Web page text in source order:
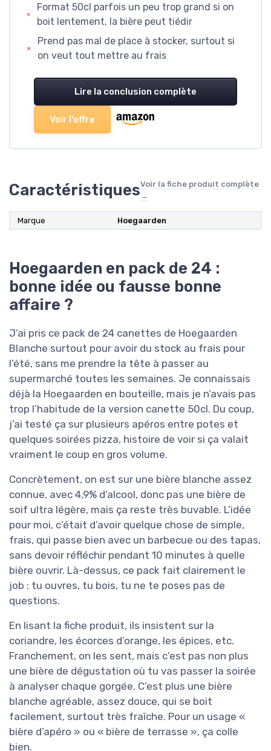
Format 50cl parfois un peu trop grand si on
boit lentement, la bière peut tiédir
Prend pas mal de place à stocker, surtout si
on veut tout mettre au frais
Lire la conclusion complète
Voir l'offre
CaractéristiquesVoir la fiche produit complète
→
Marque Hoegaarden
Hoegaarden en pack de 24 :
bonne idée ou fausse bonne
affaire ?
J’ai pris ce pack de 24 canettes de Hoegaarden
Blanche surtout pour avoir du stock au frais pour
l’été, sans me prendre la tête à passer au
supermarché toutes les semaines. Je connaissais
déjà la Hoegaarden en bouteille, mais je n’avais pas
trop l’habitude de la version canette 50cl. Du coup,
j’ai testé ça sur plusieurs apéros entre potes et
quelques soirées pizza, histoire de voir si ça valait
vraiment le coup en gros volume.
Concrètement, on est sur une bière blanche assez
connue, avec 4,9% d’alcool, donc pas une bière de
soif ultra légère, mais ça reste très buvable. L’idée
pour moi, c’était d’avoir quelque chose de simple,
frais, qui passe bien avec un barbecue ou des tapas,
sans devoir réfléchir pendant 10 minutes à quelle
bière ouvrir. Là-dessus, ce pack fait clairement le
job : tu ouvres, tu bois, tu ne te poses pas de
questions.
En lisant la fiche produit, ils insistent sur la
coriandre, les écorces d’orange, les épices, etc.
Franchement, on les sent, mais c’est pas non plus
une bière de dégustation où tu vas passer la soirée
à analyser chaque gorgée. C’est plus une bière
blanche agréable, assez douce, qui se boit
facilement, surtout très fraîche. Pour un usage «
bière d’apéro » ou « bière de terrasse », ça colle
bien.